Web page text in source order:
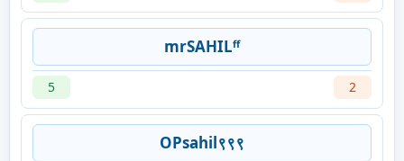
mrSAHILᶠᶠ
5 2
OPsahil९९९